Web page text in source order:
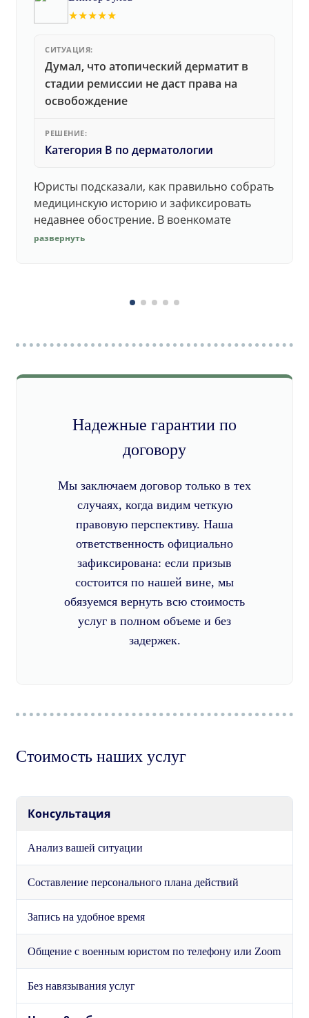
★★★★★
СИТУАЦИЯ:
Думал, что атопический дерматит в
стадии ремиссии не даст права на
освобождение
РЕШЕНИЕ:
Категория В по дерматологии
Юристы подсказали, как правильно собрать
медицинскую историю и зафиксировать
недавнее обострение. В военкомате
дерматолог принял документы без споров.
развернуть
Надежные гарантии по
договору
Мы заключаем договор только в тех
случаях, когда видим четкую
правовую перспективу. Наша
ответственность официально
зафиксирована: если призыв
состоится по нашей вине, мы
обязуемся вернуть всю стоимость
услуг в полном объеме и без
задержек.
Стоимость наших услуг
Консультация
Анализ вашей ситуации
Составление персонального плана действий
Запись на удобное время
Общение с военным юристом по телефону или Zoom
Без навязывания услуг